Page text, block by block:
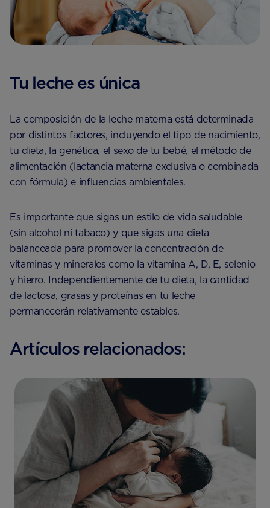
Tu leche es única
La composición de la leche materna está determinada
por distintos factores, incluyendo el tipo de nacimiento,
tu dieta, la genética, el sexo de tu bebé, el método de
alimentación (lactancia materna exclusiva o combinada
con fórmula) e influencias ambientales.
Es importante que sigas un estilo de vida saludable
(sin alcohol ni tabaco) y que sigas una dieta
balanceada para promover la concentración de
vitaminas y minerales como la vitamina A, D, E, selenio
y hierro. Independientemente de tu dieta, la cantidad
de lactosa, grasas y proteínas en tu leche
permanecerán relativamente estables.
Artículos relacionados: